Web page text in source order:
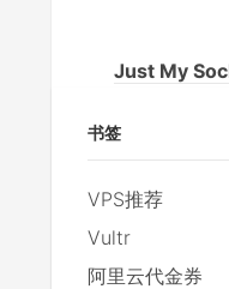
Just My
书签
VPS推荐
Vultr
阿里云代金券